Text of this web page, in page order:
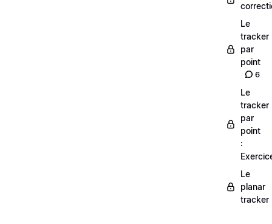
Le
tracker
par
point
6
Le
tracker
par
point
:
Le
planar
tracker